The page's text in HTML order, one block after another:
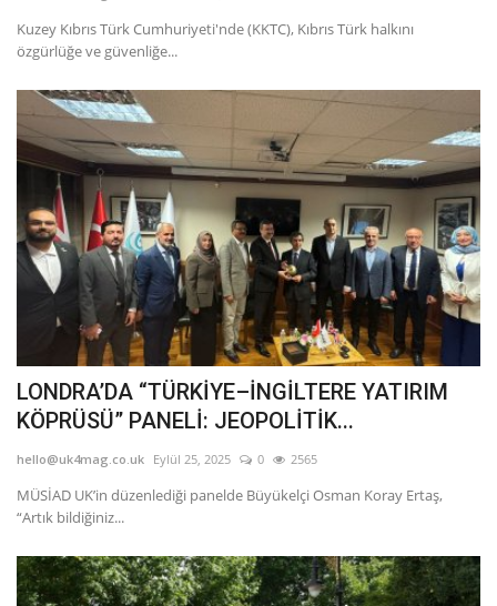
Teknoloji
Etkinlik
Hakkımızda
Galeri
İletişim
Dilim
Kuzey Kıbrıs Türk Cumhuriyeti'nde (KKTC), Kıbrıs Türk halkını
özgürlüğe ve güvenliğe...
LONDRA’DA “TÜRKİYE–İNGİLTERE YATIRIM
KÖPRÜSÜ” PANELİ: JEOPOLİTİK...
hello@uk4mag.co.uk Eylül 25, 2025 0 2565
MÜSİAD UK’in düzenlediği panelde Büyükelçi Osman Koray Ertaş,
“Artık bildiğiniz...